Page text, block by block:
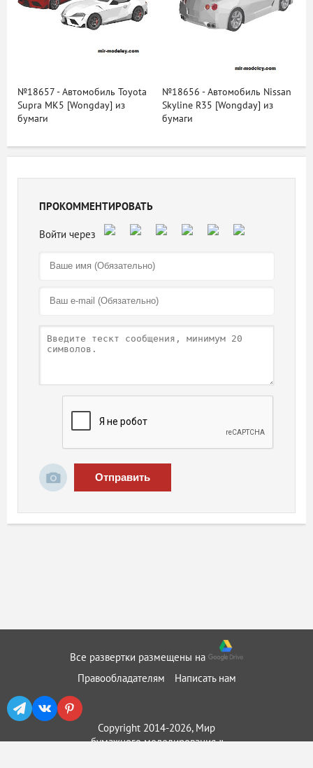
№18657 - Автомобиль Toyota
Supra MK5 [Wongday] из
бумаги
№18656 - Автомобиль Nissan
Skyline R35 [Wongday] из
бумаги
ПРОКОММЕНТИРОВАТЬ
Отправить
Все развертки размещены на
Правообладателям
Написать нам
Copyright 2014-2026, Мир
бумажного моделирования ::